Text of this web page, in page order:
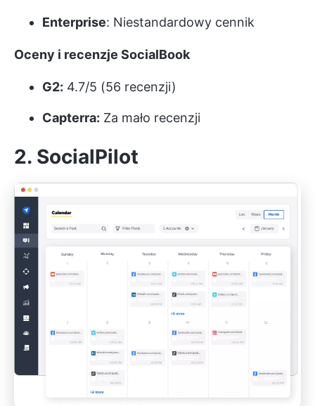
Enterprise: Niestandardowy cennik
Oceny i recenzje SocialBook
G2: 4.7/5 (56 recenzji)
Capterra: Za mało recenzji
2. SocialPilot